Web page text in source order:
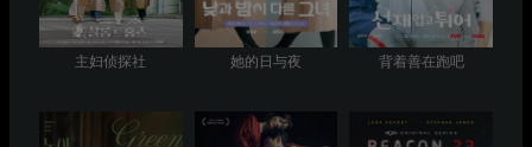
主妇侦探社 她的日与夜 背着善在跑吧